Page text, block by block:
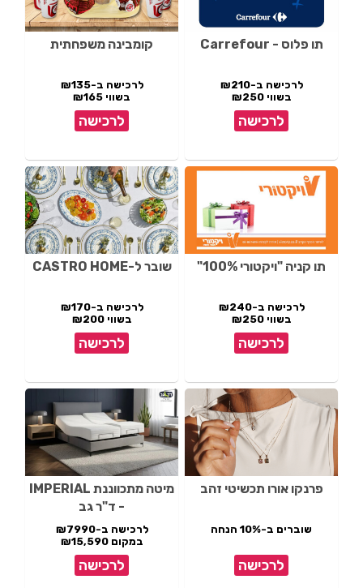
תו פלוס - Carrefour
לרכישה ב-₪210
בשווי ₪250
לרכישה
קומבינה משפחתית
לרכישה ב-₪135
בשווי ₪165
לרכישה
תו קניה "ויקטורי 100%"
לרכישה ב-₪240
בשווי ₪250
לרכישה
שובר ל-CASTRO HOME
לרכישה ב-₪170
בשווי ₪200
לרכישה
פרנקו אורו תכשיטי זהב
שוברים ב-10% הנחה
לרכישה
מיטה מתכווננת IMPERIAL
- ד"ר גב
לרכישה ב-₪7990
במקום ₪15,590
לרכישה